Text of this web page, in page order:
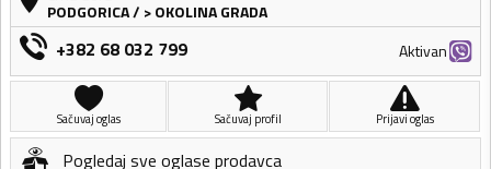
PODGORICA/ > OKOLINA GRADA
+382 68 032 799 Aktivan
Sačuvaj oglas Sačuvaj profil Prijavi oglas
Pogledaj sve oglase prodavca